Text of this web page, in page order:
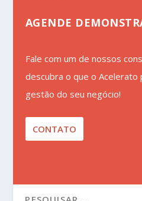
AGENDE
Fale com um de nossos
descubra o que o Acelerato
gestão do seu negócio!
CONTATO